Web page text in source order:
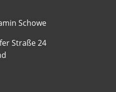
Schowe
Straße 24